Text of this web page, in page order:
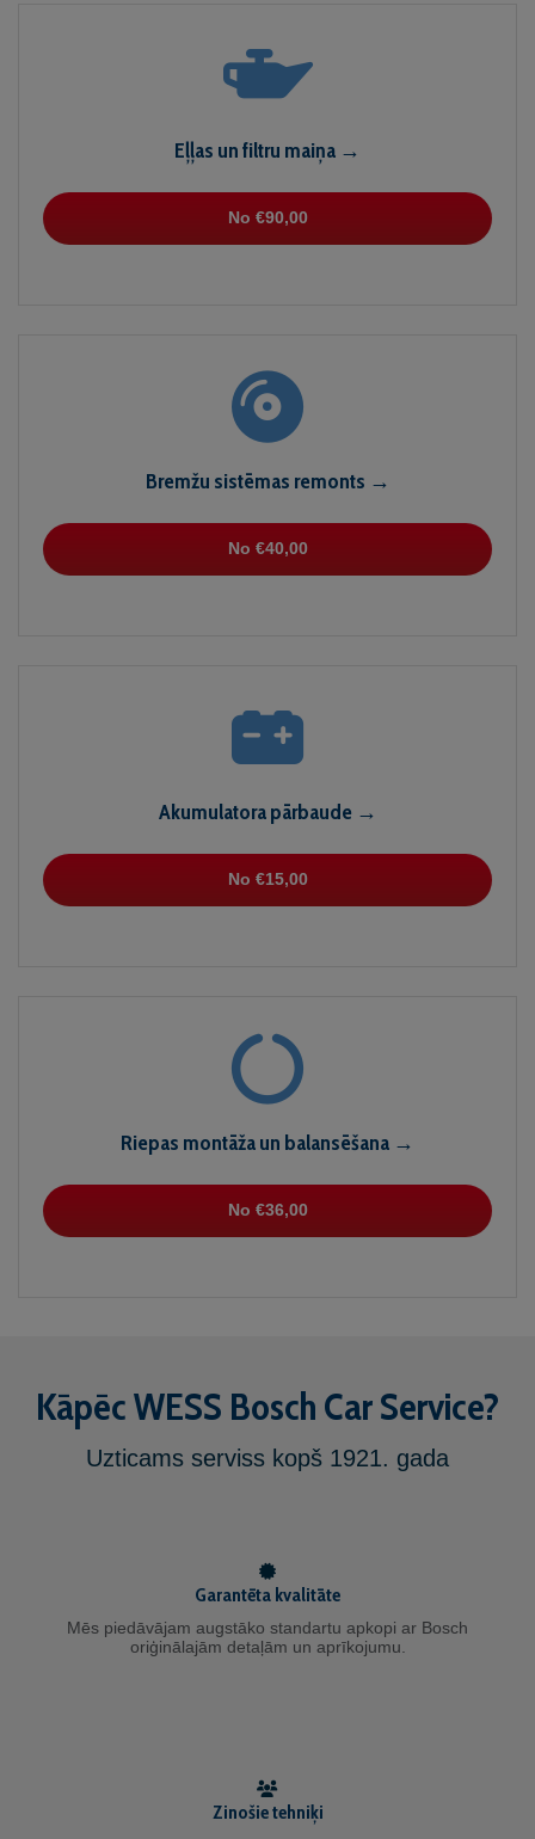
Eļļas un filtru maiņa →
No €90,00
Bremžu sistēmas remonts →
No €40,00
Akumulatora pārbaude →
No €15,00
Riepas montāža un balansēšana →
No €36,00
Kāpēc WESS Bosch Car Service?
Uzticams serviss kopš 1921. gada
Garantēta kvalitāte
Mēs piedāvājam augstāko standartu apkopi ar Bosch
oriģinālajām detaļām un aprīkojumu.
Zinošie tehniķi